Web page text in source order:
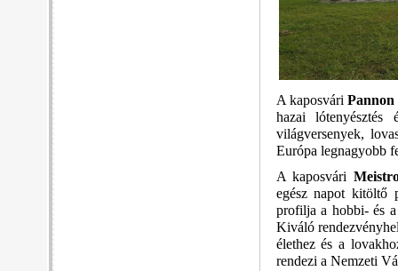
A kaposváriPannon
hazai lótenyésztés
világversenyek,
Európa legnagyobb
A kaposvári
egész napot kitöltő
profilja a hobbi- és a
Kiváló
élethez és a
rendezi a Nemzeti